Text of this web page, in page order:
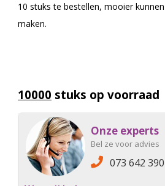
10 stuks te bestellen, mooier
maken.
10000 stuks op voorraad
Onze experts
Bel ze voor advies
073 642